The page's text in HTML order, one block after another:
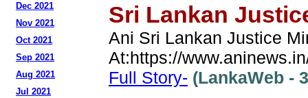
Dec 2021
Nov 2021
Oct 2021
Sep 2021
Aug 2021
Jul 2021
Sri Lankan
Ani Sri Lankan Justice
At:https://
Full Story- (LankaWeb -